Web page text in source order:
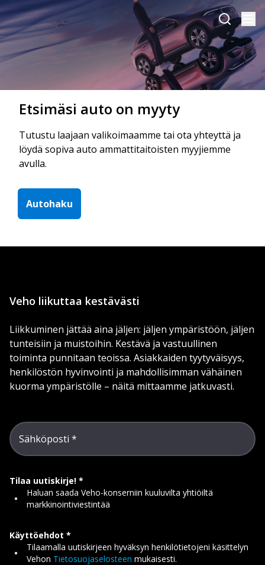
Etsimäsi auto on myyty
Tutustu laajaan valikoimaamme tai ota yhteyttä ja
löydä sopiva auto ammattitaitoisten myyjiemme
avulla.
Autohaku
Veho liikuttaa kestävästi
Liikkuminen jättää aina jäljen: jäljen ympäristöön, jäljen
tunteisiin ja muistoihin. Kestävä ja vastuullinen
toiminta punnitaan teoissa. Asiakkaiden tyytyväisyys,
henkilöstön hyvinvointi ja mahdollisimman vähäinen
kuorma ympäristölle – näitä mittaamme jatkuvasti.
Sähköposti
Tilaa uutiskirje!
Haluan saada Veho-konserniin kuuluvilta yhtiöiltä
markkinointiviestintää
Käyttöehdot
Tilaamalla uutiskirjeen hyväksyn henkilötietojeni käsittelyn
Vehon Tietosuojaselosteen mukaisesti.